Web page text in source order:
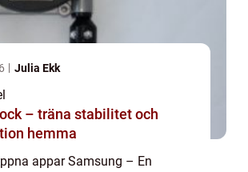
Julia Ekk
– träna stabilitet och
hemma
appar Samsung – En